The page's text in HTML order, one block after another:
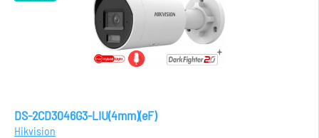
DS-2CD3046G3-LIU(4mm)(eF)
Hikvision